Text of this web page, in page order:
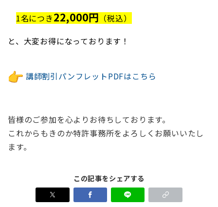
1名につき22,000円 （税込）
と、大変お得になっております！
講師割引パンフレットPDFはこちら
皆様のご参加を心よりお待ちしております。
これからもきのか特許事務所をよろしくお願いいたし
ます。
この記事をシェアする